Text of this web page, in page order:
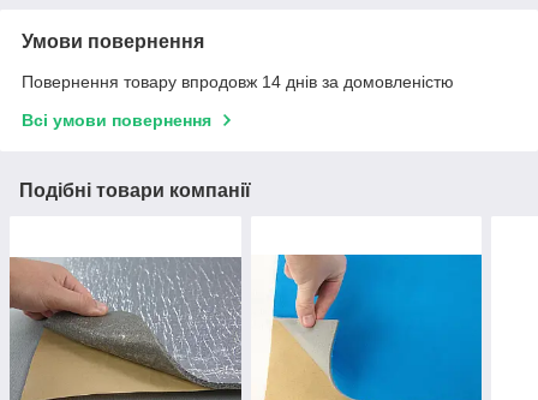
Умови повернення
Повернення товару впродовж 14 днів за домовленістю
Всі умови повернення
Подібні товари компанії